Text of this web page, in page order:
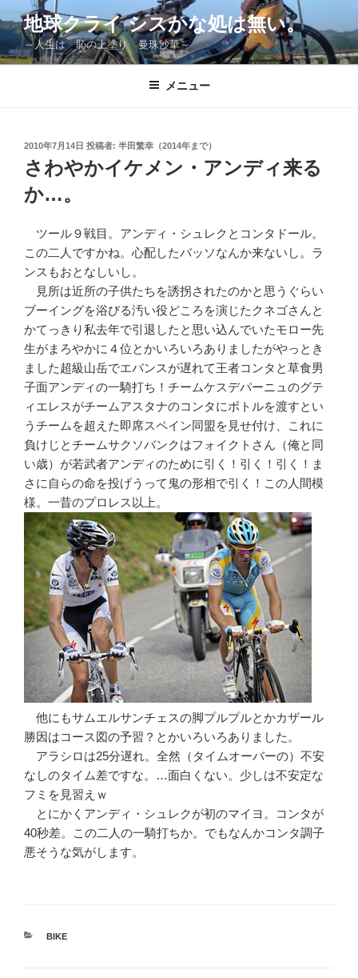
ン
テ
ン
地球クライ シスかな処は無い。
～人生は 恥の上塗り 曼珠沙華～
メニュー
投
稿
日:
2010年7月14日 投稿者: 半田繁幸（2014年まで）
さわやかイケメン・アンディ来る
か…。
ツール９戦目。アンディ・シュレクとコンタドール。
この二人ですかね。心配したバッソなんか来ないし。ラ
ンスもおとなしいし。
見所は近所の子供たちを誘拐されたのかと思うぐらい
ブーイングを浴びる汚い役どころを演じたクネゴさんと
かてっきり私去年で引退したと思い込んでいたモロー先
生がまろやかに４位とかいろいろありましたがやっとき
ました超級山岳でエバンスが遅れて王者コンタと草食男
子面アンディの一騎打ち！チームケスデパーニュのグテ
ィエレスがチームアスタナのコンタにボトルを渡すとい
うチームを超えた即席スペイン同盟を見せ付け、これに
負けじとチームサクソバンクはフォイクトさん（俺と同
い歳）が若武者アンディのために引く！引く！引く！ま
さに自らの命を投げうって鬼の形相で引く！この人間模
様。一昔のプロレス以上。
他にもサムエルサンチェスの脚プルプルとかカザール
勝因はコース図の予習？とかいろいろありました。
アラシロは25分遅れ。全然（タイムオーバーの）不安
なしのタイム差ですな。…面白くない。少しは不安定な
フミを見習えｗ
とにかくアンディ・シュレクが初のマイヨ。コンタが
40秒差。この二人の一騎打ちか。でもなんかコンタ調子
悪そうな気がします。
カ
BIKE